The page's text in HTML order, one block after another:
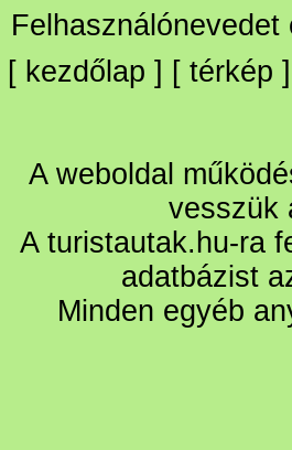
[ kezdőlap ] [ térkép
A weboldal
vesszük
A turistautak.hu-ra
adatbázist
Minden egyéb